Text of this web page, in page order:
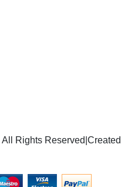
Rights Reserved Created